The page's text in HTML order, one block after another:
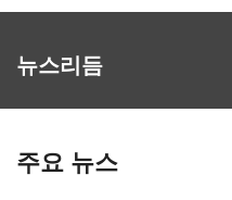
뉴스리듬
주요 뉴스